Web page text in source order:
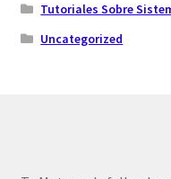
Tutoriales Sobre
Uncategorized